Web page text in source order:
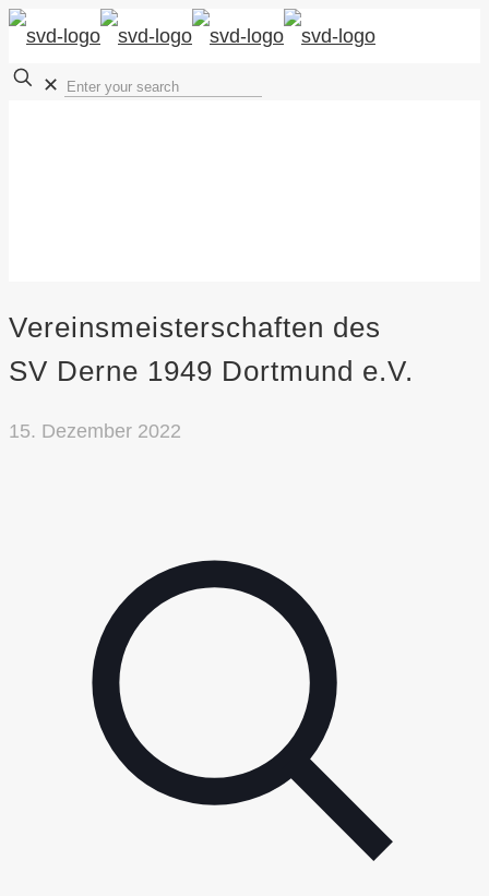
✕
Vereinsmeisterschaften des
SV Derne 1949 Dortmund e.V.
15. Dezember 2022